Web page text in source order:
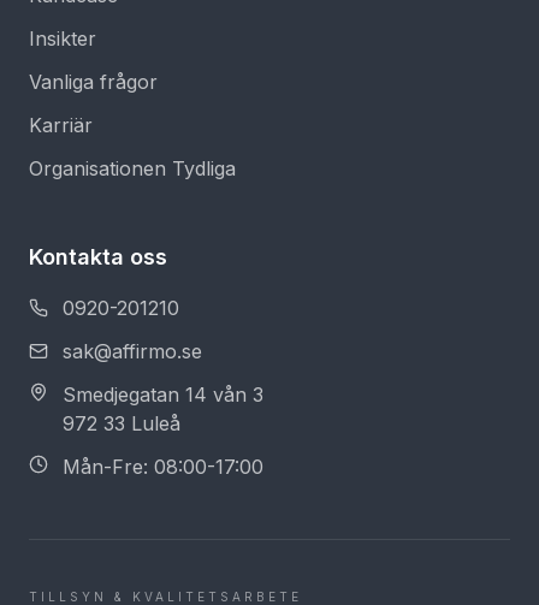
Insikter
Vanliga frågor
Karriär
Organisationen Tydliga
Kontakta oss
0920-201210
sak@affirmo.se
Smedjegatan 14 vån 3
972 33 Luleå
Mån-Fre: 08:00-17:00
TILLSYN & KVALITETSARBETE